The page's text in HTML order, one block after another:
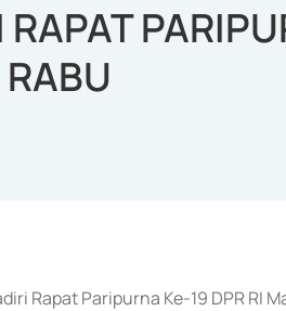
Rapat Paripurna Ke-19 DPR RI